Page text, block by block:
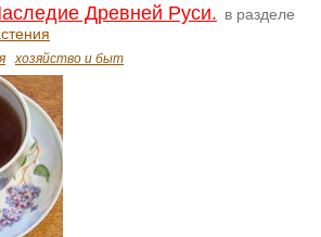
Древней Руси. в разделе
хозяйство и быт